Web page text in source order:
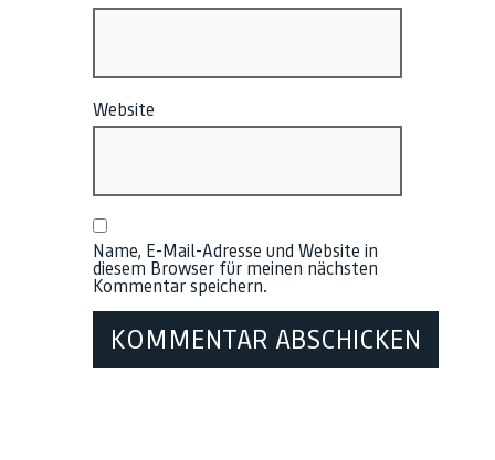
Website
Name, E-Mail-Adresse und Website in
diesem Browser für meinen nächsten
Kommentar speichern.